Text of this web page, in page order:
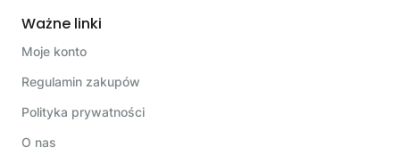
Ważne linki
Moje konto
Regulamin zakupów
Polityka prywatności
O nas